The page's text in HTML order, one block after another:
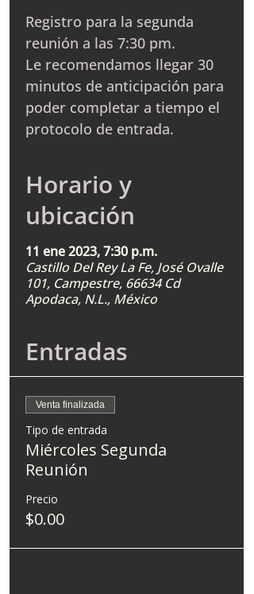
Registro para la segunda
reunión a las 7:30 pm.
Le recomendamos llegar 30
minutos de anticipación para
poder completar a tiempo el
protocolo de entrada.
Horario y
ubicación
11 ene 2023, 7:30 p.m.
Castillo Del Rey La Fe, José Ovalle
101, Campestre, 66634 Cd
Apodaca, N.L., México
Entradas
Venta finalizada
Tipo de entrada
Miércoles Segunda
Reunión
Precio
$0.00